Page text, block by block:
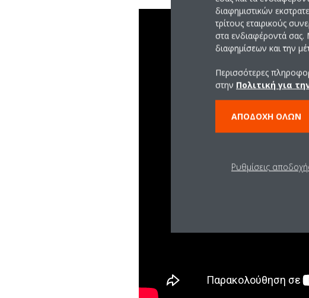
διαφημιστικών
τρίτους εταιρικούς
στα ενδιαφέροντά
διαφημίσεων και την
Περισσότερες
στην Πολιτική για
ΑΠΟΔΟΧΉ ΌΛΩΝ
Ρυθμίσεις